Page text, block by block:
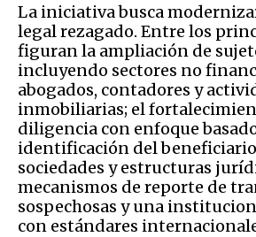
La iniciativa busca
legal rezagado. Entre los
figuran la ampliación de
incluyendo sectores no
abogados, contadores y
inmobiliarias; el
diligencia con enfoque
identificación del
sociedades y estructuras
mecanismos de reporte de
sospechosas y una
con estándares